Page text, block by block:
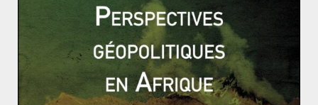
et une fin du brigandage. L’armée régulière elle-même
est accusée par certains observateurs de vendre ses
services au plus offrant pour compenser les faibles
payes de Kinshasa. Aujourd’hui de nombreuses milices
subsistent grâce au trafic de coltan qui entretient le
conflit.